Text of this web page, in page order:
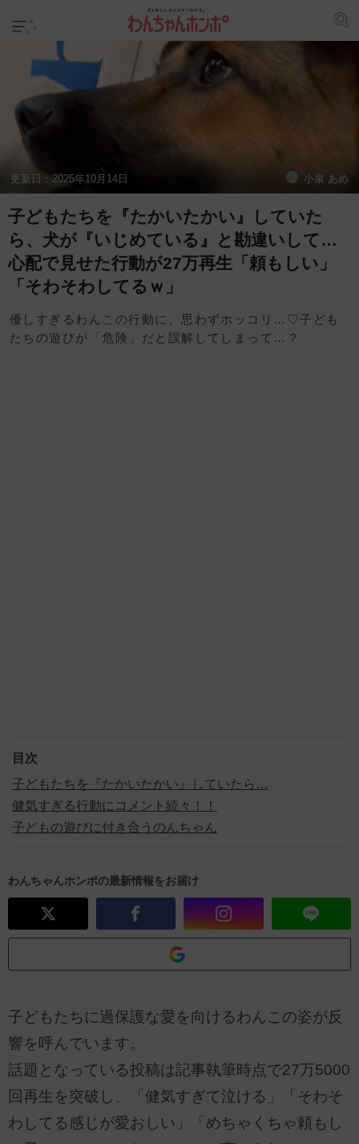
更新日：2025年10月14日 小泉 あめ
子どもたちを『たかいたかい』していた
ら、犬が『いじめている』と勘違いして…
心配で見せた行動が27万再生「頼もしい」
「そわそわしてるｗ」
優しすぎるわんこの行動に、思わずホッコリ…♡子ども
たちの遊びが「危険」だと誤解してしまって…？
目次
子どもたちを『たかいたかい』していたら…
健気すぎる行動にコメント続々！！
子どもの遊びに付き合うのんちゃん
わんちゃんホンポの最新情報をお届け
子どもたちに過保護な愛を向けるわんこの姿が反
響を呼んでいます。
話題となっている投稿は記事執筆時点で27万5000
回再生を突破し、「健気すぎて泣ける」「そわそ
わしてる感じが愛おしい」「めちゃくちゃ頼もし